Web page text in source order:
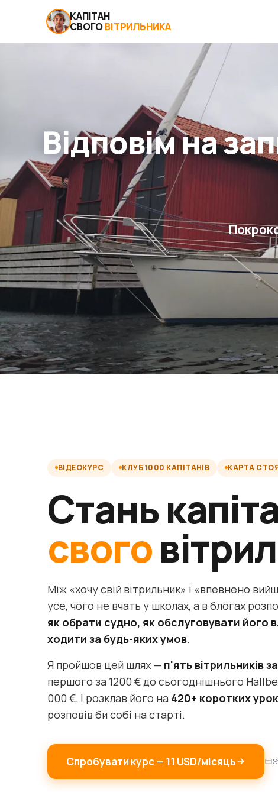
КАПІТАН
СВОГОВІТРИЛЬНИКА
Відповім на
ВІДЕОКУРС КЛУБ 1000 КАПІТАНІВ КАРТА
Стань
свого
Між «хочу свій вітрильник» і «впевнено
усе, чого не вчать у школах, а в блогах
як обрати судно, як обслуговувати його
ходити за будь-яких умов.
Я пройшов цей шлях — п'ять вітрильників
першого за 1200 € до сьогоднішнього
000 €. І розклав його на 420+ коротких
розповів би собі на старті.
Спробувати курс — 11 USD/місяць